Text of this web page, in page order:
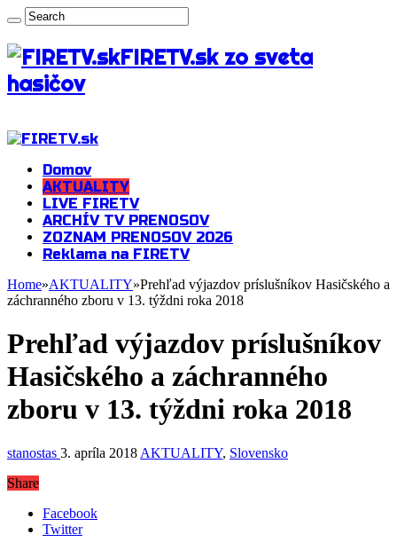
FIRETV.sk zo sveta
hasičov
Domov
AKTUALITY
LIVE FIRETV
ARCHÍV TV PRENOSOV
ZOZNAM PRENOSOV 2026
Reklama na FIRETV
Home»AKTUALITY»Prehľad výjazdov príslušníkov Hasičského a
záchranného zboru v 13. týždni roka 2018
Prehľad výjazdov príslušníkov
Hasičského a záchranného
zboru v 13. týždni roka 2018
stanostas 3. apríla 2018 AKTUALITY, Slovensko
Share
Facebook
Twitter